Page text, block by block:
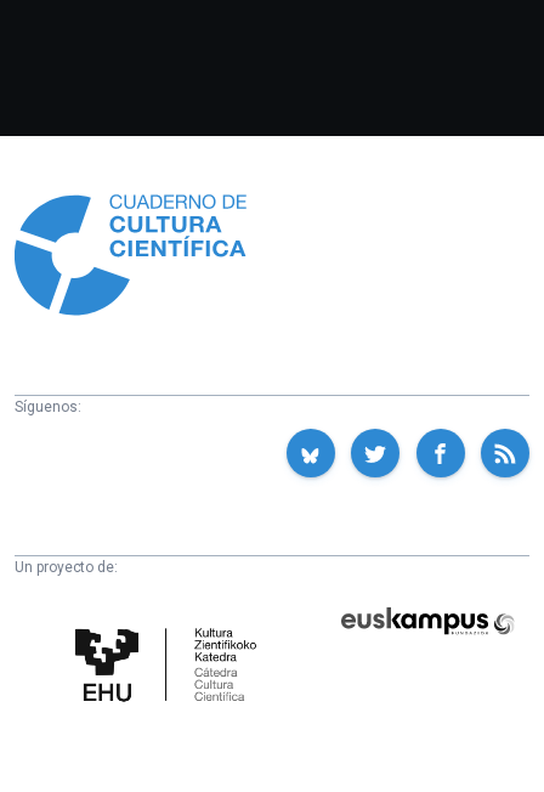
Síguenos:
Un proyecto de:
Cultura
Científica
Fundazioa